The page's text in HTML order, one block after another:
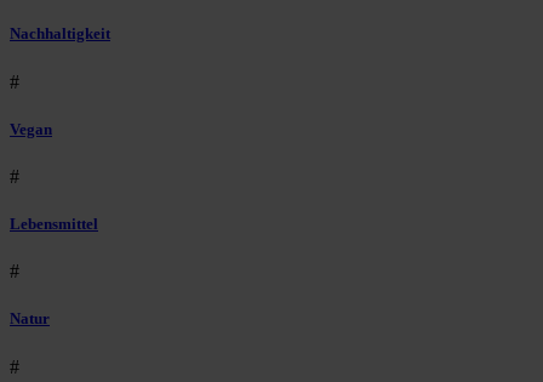
Nachhaltigkeit
#
Vegan
#
Lebensmittel
#
Natur
#